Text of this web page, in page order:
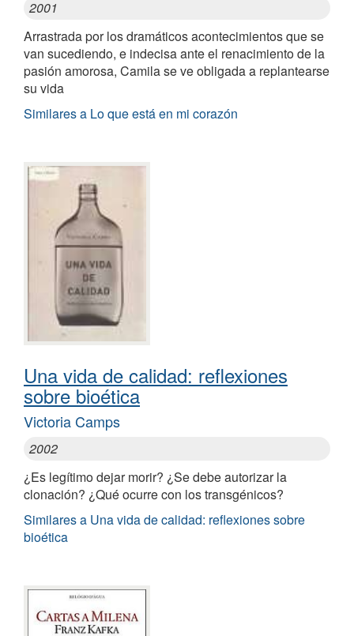
2001
Arrastrada por los dramáticos acontecimientos que se
van sucediendo, e indecisa ante el renacimiento de la
pasión amorosa, Camila se ve obligada a replantearse
su vida
Similares a Lo que está en mi corazón
Una vida de calidad: reflexiones
sobre bioética
Victoria Camps
2002
¿Es legítimo dejar morir? ¿Se debe autorizar la
clonación? ¿Qué ocurre con los transgénicos?
Similares a Una vida de calidad: reflexiones sobre
bioética